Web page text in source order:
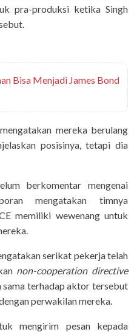
pra-produksi ketika Singh
Bisa Menjadi James Bond
mereka berulang
posisinya, tetapi dia
berkomentar mengenai
mengatakan timnya
memiliki wewenang untuk
serikat pekerja telah
non-cooperation directive
terhadap aktor tersebut
perwakilan mereka.
mengirim pesan kepada